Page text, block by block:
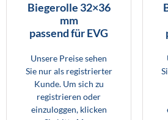
Biegerolle 32×36
mm
passend für EVG
Unsere Preise sehen
Sie nur als registrierter
Kunde. Um sich zu
registrieren oder
einzuloggen, klicken